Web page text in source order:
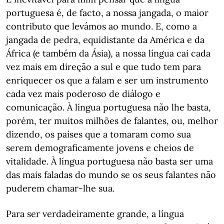
portuguesa é, de facto, a nossa jangada, o maior
contributo que levámos ao mundo. E, como a
jangada de pedra, equidistante da América e da
África (e também da Ásia), a nossa língua cai cada
vez mais em direção a sul e que tudo tem para
enriquecer os que a falam e ser um instrumento
cada vez mais poderoso de diálogo e
comunicação. À língua portuguesa não lhe basta,
porém, ter muitos milhões de falantes, ou, melhor
dizendo, os países que a tomaram como sua
serem demograficamente jovens e cheios de
vitalidade. À língua portuguesa não basta ser uma
das mais faladas do mundo se os seus falantes não
puderem chamar-lhe sua.
Para ser verdadeiramente grande, a língua